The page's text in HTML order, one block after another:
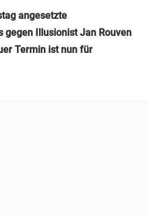
angesetzte
gegen Illusionist Jan Rouven
Termin ist nun für